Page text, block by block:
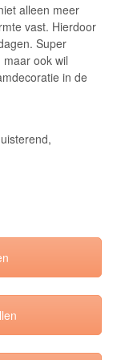
alleen meer
vast. Hierdoor
Super
ook wil
in de